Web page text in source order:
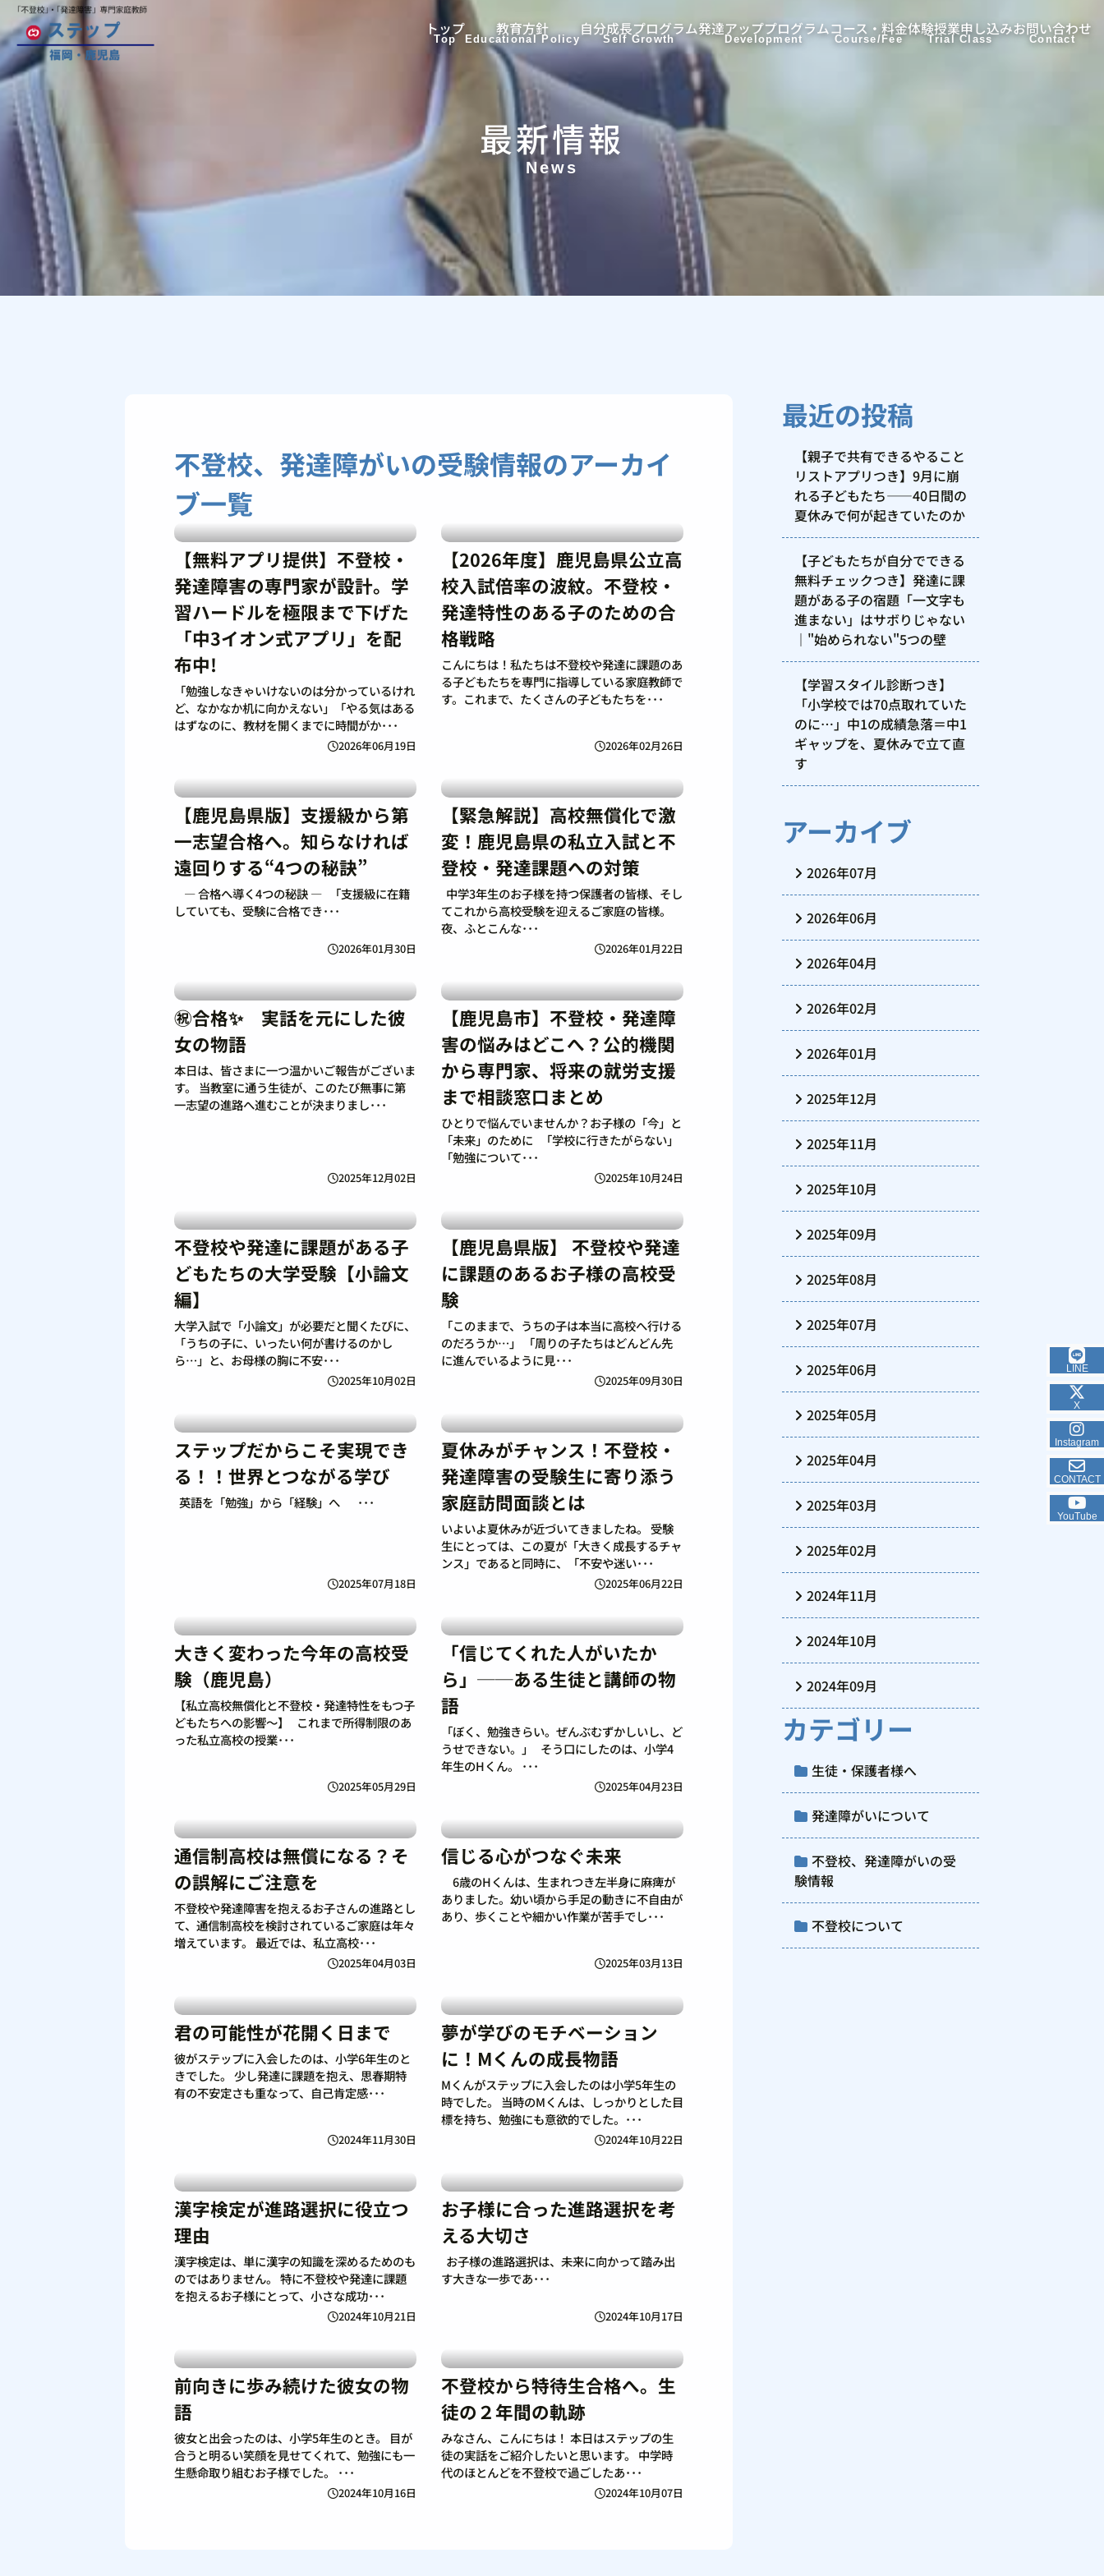
LINE
X
Instagram
CONTACT
YouTube
トップ
Top
教育方針
Educational Policy
自分成長プログラム
Self Growth
発達アッププログラム
Development
コース・料金
Course/Fee
体験授業申し込み
Trial Class
お問い合わせ
Contact
最新情報
News
不登校、発達障がいの受験情報のアーカイ
ブ一覧
【無料アプリ提供】不登校・
発達障害の専門家が設計。学
習ハードルを極限まで下げた
「中3イオン式アプリ」を配
布中!
2026年06月19日
「勉強しなきゃいけないのは分かっているけれ
ど、なかなか机に向かえない」「やる気はある
はずなのに、教材を開くまでに時間がか･･･
【2026年度】鹿児島県公立高
校入試倍率の波紋。不登校・
発達特性のある子のための合
格戦略
2026年02月26日
こんにちは！私たちは不登校や発達に課題のあ
る子どもたちを専門に指導している家庭教師で
す。これまで、たくさんの子どもたちを･･･
【鹿児島県版】支援級から第
一志望合格へ。知らなければ
遠回りする“4つの秘訣”
2026年01月30日
― 合格へ導く4つの秘訣 ― 「支援級に在籍
していても、受験に合格でき･･･
【緊急解説】高校無償化で激
変！鹿児島県の私立入試と不
登校・発達課題への対策
2026年01月22日
中学3年生のお子様を持つ保護者の皆様、そし
てこれから高校受験を迎えるご家庭の皆様。
夜、ふとこんな･･･
㊗️合格✨ 実話を元にした彼
女の物語
2025年12月02日
本日は、皆さまに一つ温かいご報告がございま
す。 当教室に通う生徒が、このたび無事に第
一志望の進路へ進むことが決まりまし･･･
【鹿児島市】不登校・発達障
害の悩みはどこへ？公的機関
から専門家、将来の就労支援
まで相談窓口まとめ
2025年10月24日
ひとりで悩んでいませんか？お子様の「今」と
「未来」のために 「学校に行きたがらない」
「勉強について･･･
不登校や発達に課題がある子
どもたちの大学受験【小論文
編】
2025年10月02日
大学入試で「小論文」が必要だと聞くたびに、
「うちの子に、いったい何が書けるのかし
ら…」と、お母様の胸に不安･･･
【鹿児島県版】 不登校や発達
に課題のあるお子様の高校受
験
2025年09月30日
「このままで、うちの子は本当に高校へ行ける
のだろうか…」 「周りの子たちはどんどん先
に進んでいるように見･･･
ステップだからこそ実現でき
る！！世界とつながる学び
2025年07月18日
英語を「勉強」から「経験」へ ･･･
夏休みがチャンス！不登校・
発達障害の受験生に寄り添う
家庭訪問面談とは
2025年06月22日
いよいよ夏休みが近づいてきましたね。 受験
生にとっては、この夏が「大きく成長するチャ
ンス」であると同時に、「不安や迷い･･･
大きく変わった今年の高校受
験（鹿児島）
2025年05月29日
【私立高校無償化と不登校・発達特性をもつ子
どもたちへの影響〜】 これまで所得制限のあ
った私立高校の授業･･･
「信じてくれた人がいたか
ら」──ある生徒と講師の物
語
2025年04月23日
「ぼく、勉強きらい。ぜんぶむずかしいし、ど
うせできない。」 そう口にしたのは、小学4
年生のHくん。 ･･･
通信制高校は無償になる？そ
の誤解にご注意を
2025年04月03日
不登校や発達障害を抱えるお子さんの進路とし
て、通信制高校を検討されているご家庭は年々
増えています。 最近では、私立高校･･･
信じる心がつなぐ未来
2025年03月13日
6歳のHくんは、生まれつき左半身に麻痺が
ありました。幼い頃から手足の動きに不自由が
あり、歩くことや細かい作業が苦手でし･･･
君の可能性が花開く日まで
2024年11月30日
彼がステップに入会したのは、小学6年生のと
きでした。 少し発達に課題を抱え、思春期特
有の不安定さも重なって、自己肯定感･･･
夢が学びのモチベーション
に！Mくんの成長物語
2024年10月22日
Mくんがステップに入会したのは小学5年生の
時でした。 当時のMくんは、しっかりとした目
標を持ち、勉強にも意欲的でした。･･･
漢字検定が進路選択に役立つ
理由
2024年10月21日
漢字検定は、単に漢字の知識を深めるためのも
のではありません。 特に不登校や発達に課題
を抱えるお子様にとって、小さな成功･･･
お子様に合った進路選択を考
える大切さ
2024年10月17日
お子様の進路選択は、未来に向かって踏み出
す大きな一歩であ･･･
前向きに歩み続けた彼女の物
語
2024年10月16日
彼女と出会ったのは、小学5年生のとき。 目が
合うと明るい笑顔を見せてくれて、勉強にも一
生懸命取り組むお子様でした。 ･･･
不登校から特待生合格へ。生
徒の２年間の軌跡
2024年10月07日
みなさん、こんにちは！ 本日はステップの生
徒の実話をご紹介したいと思います。 中学時
代のほとんどを不登校で過ごしたあ･･･
最近の投稿
【親子で共有できるやること
リストアプリつき】9月に崩
れる子どもたち——40日間の
夏休みで何が起きていたのか
【子どもたちが自分でできる
無料チェックつき】発達に課
題がある子の宿題「一文字も
進まない」はサボりじゃない
｜"始められない"5つの壁
【学習スタイル診断つき】
「小学校では70点取れていた
のに…」中1の成績急落＝中1
ギャップを、夏休みで立て直
す
アーカイブ
2026年07月
2026年06月
2026年04月
2026年02月
2026年01月
2025年12月
2025年11月
2025年10月
2025年09月
2025年08月
2025年07月
2025年06月
2025年05月
2025年04月
2025年03月
2025年02月
2024年11月
2024年10月
2024年09月
カテゴリー
生徒・保護者様へ
発達障がいについて
不登校、発達障がいの受
験情報
不登校について